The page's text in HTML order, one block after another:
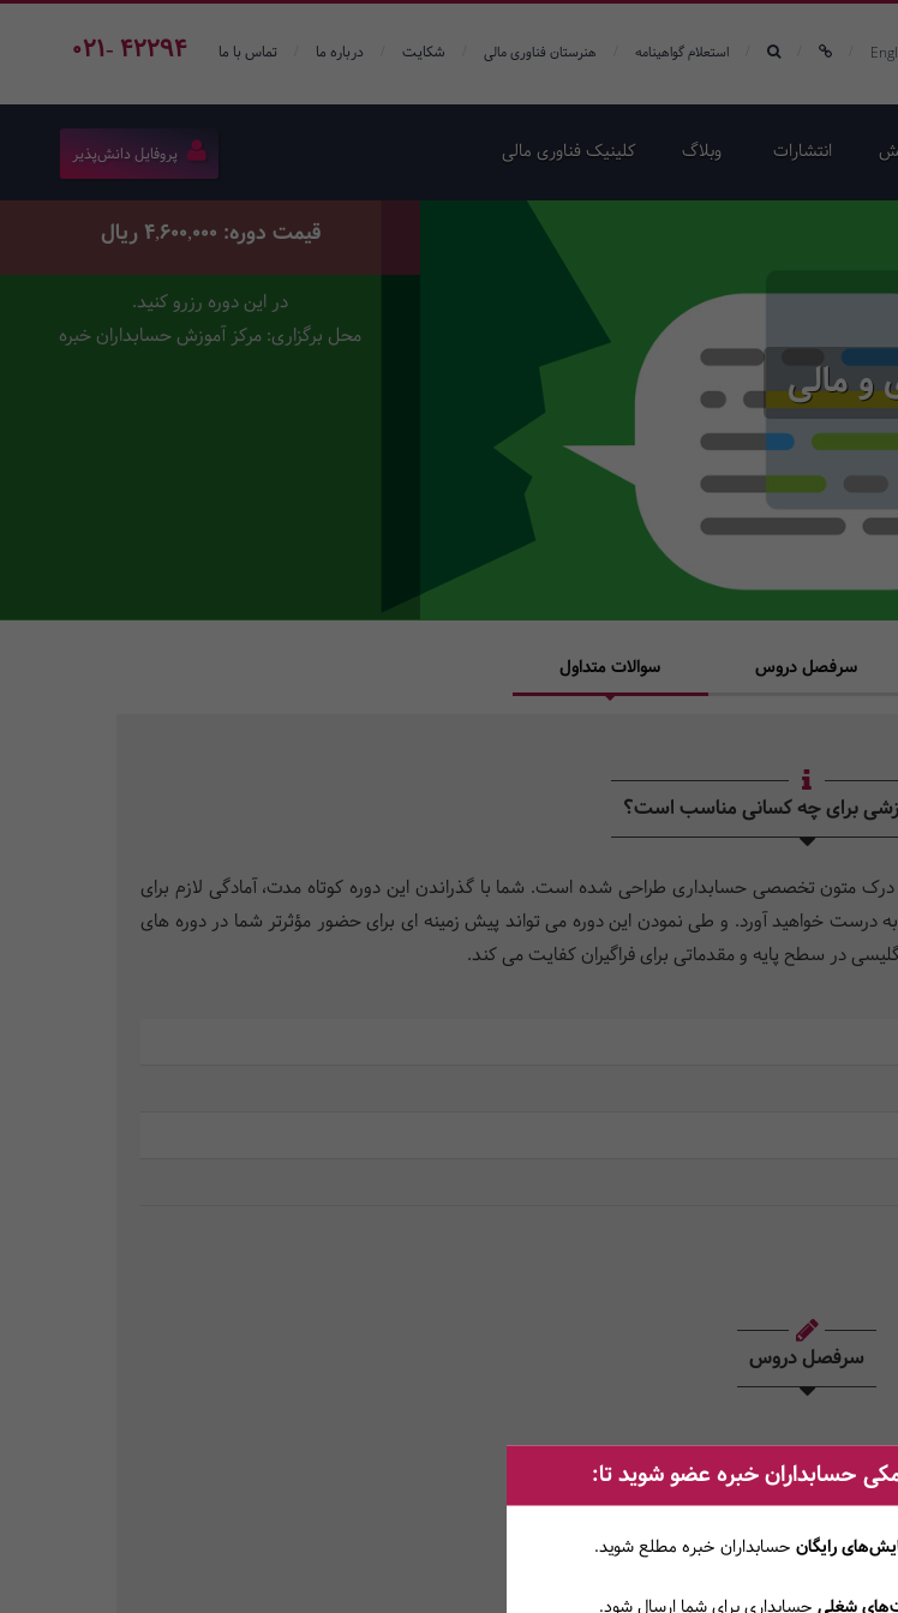
021- 42294 استعلام گواهینامه هنرستان فناوری مالی شکایت درباره ما تماس با ما
انتشارات وبلاگ کلینیک فناوری مالی پروفایل دانش‌پذیر
و مالی
قیمت دوره: 4,600,000 ریال
در این دوره رزرو کنید.
محل برگزاری: مرکز آموزش حسابداران خبره
سرفصل دروس سوالات متداول
برای چه کسانی مناسب است؟
درک متون تخصصی حسابداری طراحی شده است. شما با گذراندن این دوره کوتاه مدت، آمادگی لازم برای
خواهید آورد. و طی نمودن این دوره می تواند پیش زمینه ای برای حضور مؤثرتر شما در دوره های
سرفصل دروس
حسابداران خبره عضو شوید تا:
رایگان حسابداران خبره مطلع ‎شوید.
شغلی حسابداری برای شما ارسال شود.